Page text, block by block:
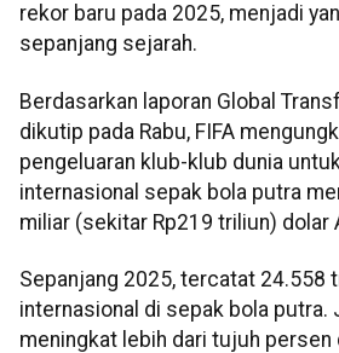
rekor baru pada 2025, menjadi
sepanjang sejarah.
Berdasarkan laporan Global
dikutip pada Rabu, FIFA
pengeluaran klub-klub dunia
internasional sepak bola putra
miliar (sekitar Rp219 triliun) dolar
Sepanjang 2025, tercatat 24.558
internasional di sepak bola
meningkat lebih dari tujuh persen